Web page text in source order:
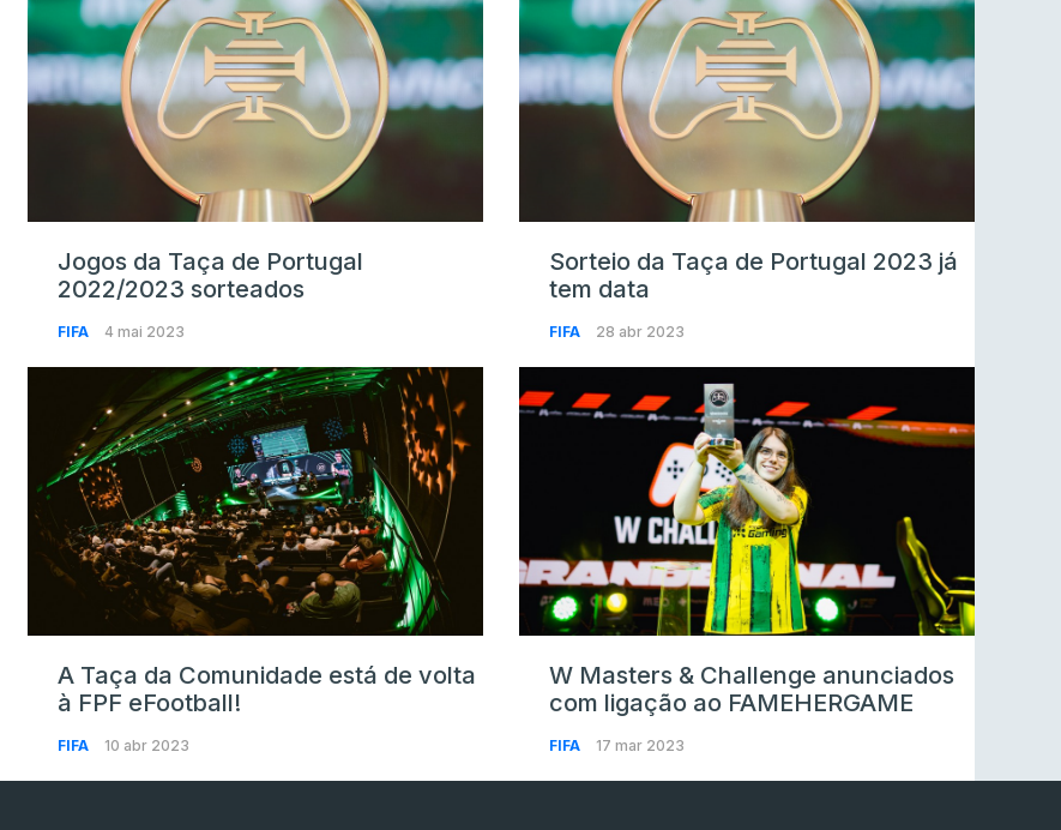
Jogos da Taça de Portugal
2022/2023 sorteados
FIFA 4 mai 2023
Sorteio da Taça de Portugal 2023 já
tem data
FIFA 28 abr 2023
A Taça da Comunidade está de volta
à FPF eFootball!
FIFA 10 abr 2023
W Masters & Challenge anunciados
com ligação ao FAMEHERGAME
FIFA 17 mar 2023